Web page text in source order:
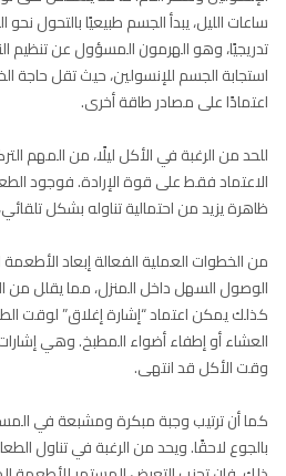
ساعات الليل، يبدأ الجسم طبيعيًا بالتحول نحو
تدريجيًا، وهو الهرمون المسؤول عن تنظيم
استجابة الجسم للإنسولين، حيث تقل حاجة
اعتمادًا على مصادر طاقة أخرى.
للحد من الرغبة في الأكل ليلًا، من المهم
الاعتماد فقط على قوة الإرادة. فوجود
ظاهرة يزيد من احتمالية تناوله بشكل
من الخطوات العملية الفعالة إبعاد
الوصول السهل داخل المنزل، مما يقلل من
كذلك يمكن اعتماد “إشارة إغلاق” لوقت
العشاء أو إطفاء أضواء المطبخ. وهي
وقت الأكل قد انتهى.
كما أن ترتيب وجبة مبكرة ومشبعة في
بالجوع لاحقًا. ويحد من الرغبة في تناول